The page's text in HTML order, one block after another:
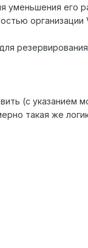
уменьшения его
(с указанием
такая же